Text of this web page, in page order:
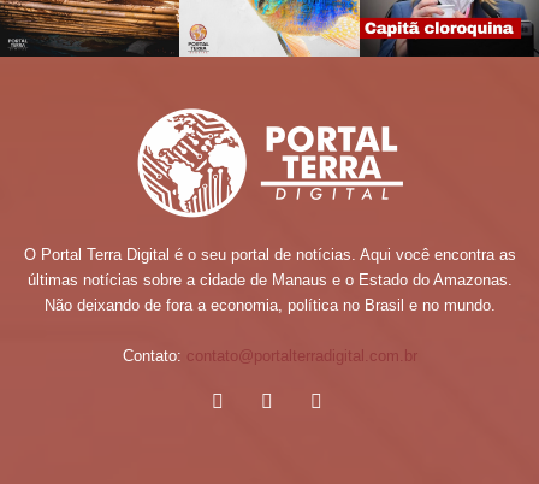
O Portal Terra Digital é o seu portal de notícias. Aqui você encontra as
últimas notícias sobre a cidade de Manaus e o Estado do Amazonas.
Não deixando de fora a economia, política no Brasil e no mundo.
Contato: contato@portalterradigital.com.br